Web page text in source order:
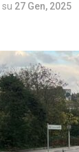
su 27 Gen, 2025